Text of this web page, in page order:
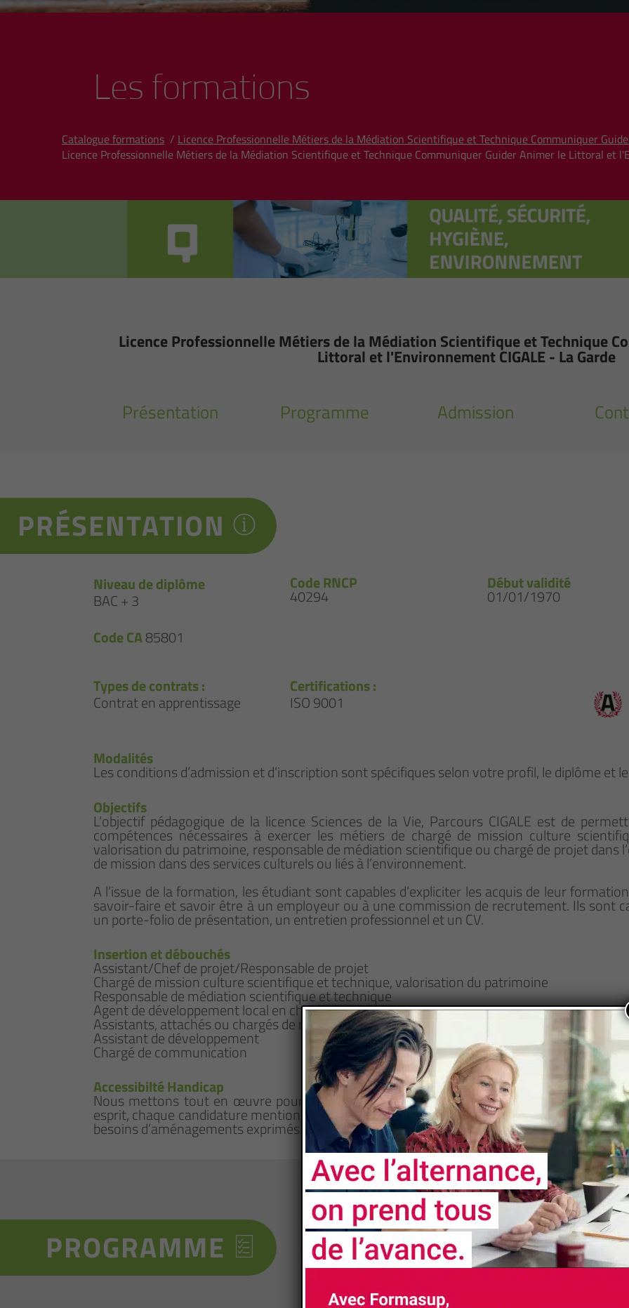
Les formations
Catalogue formations/ Licence Professionnelle Métiers de la Médiation Scientifique et Technique Communiquer
Licence Professionnelle Métiers de la Médiation Scientifique et Technique Communiquer Guider Animer le Littoral et
Licence Professionnelle Métiers de la Médiation Scientifique et Technique
Littoral et l'Environnement CIGALE - La Garde
Présentation Programme Admission
PRÉSENTATION
Niveau de diplôme
BAC + 3
Code RNCP
40294
Début validité
01/01/1970
Code CA85801
Types de contrats :
Contrat en apprentissage
Certifications :
ISO 9001
Modalités
Les conditions d’admission et d’inscription sont spécifiques selon votre profil, le diplôme et
Objectifs
L’objectif pédagogique de la licence Sciences de la Vie, Parcours CIGALE est de
compétences nécessaires à exercer les métiers de chargé de mission culture
valorisation du patrimoine, responsable de médiation scientifique ou chargé de projet dans
de mission dans des services culturels ou liés à l’environnement.
A l’issue de la formation, les étudiant sont capables d’expliciter les acquis de leur
savoir-faire et savoir être à un employeur ou à une commission de recrutement. Ils sont
un porte-folio de présentation, un entretien professionnel et un CV.
Insertion et débouchés
Assistant/Chef de projet/Responsable de projet
Chargé de mission culture scientifique et technique, valorisation du patrimoine
Responsable de médiation scientifique et technique
Agent de développement local en charge de la culture
Assistants, attachés ou chargés de mission dans les services culturels des collec­tivités
Assistant de développement
Chargé de communication
Accessibilté Handicap
Nous mettons tout en œuvre pour que nos formations soient accessibles aux
esprit, chaque candidature mentionnant un handicap fera l'objet d'un examen
besoins d’aménagements exprimés.
PROGRAMME